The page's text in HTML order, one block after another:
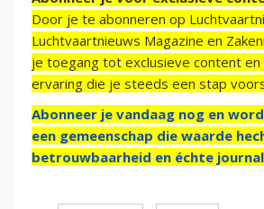
Door je te abonneren op
Luchtvaartnieuws Magazine en
je toegang tot exclusieve content en
ervaring die je steeds een stap
Abonneer je vandaag nog en
een gemeenschap die waarde
betrouwbaarheid en échte